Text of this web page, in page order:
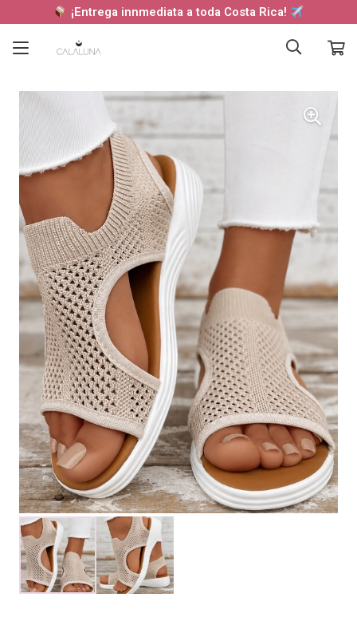
¡Entrega innmediata a toda Costa Rica!